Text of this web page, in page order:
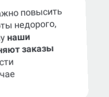
повысить
недорого,
наши
заказы